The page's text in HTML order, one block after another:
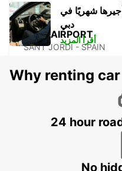
IBIZA AIRPORT
SANT JORDI - SPAIN
FORMENTERA
شهريًا في
دبي
أقرأ المزيد
Why renting
24 hour
No